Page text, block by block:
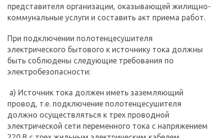
представителя организации, оказывающей жилищно-
коммунальные услуги и составить акт приема работ.
При подключении полотенцесушителя
электрического бытового к источнику тока должны
быть соблюдены следующие требования по
электробезопасности:
а) Источник тока должен иметь заземляющий
провод, т.е. подключение полотенцесушителя
должно осуществляться к трех проводной
электрической сети переменного тока с напряжением